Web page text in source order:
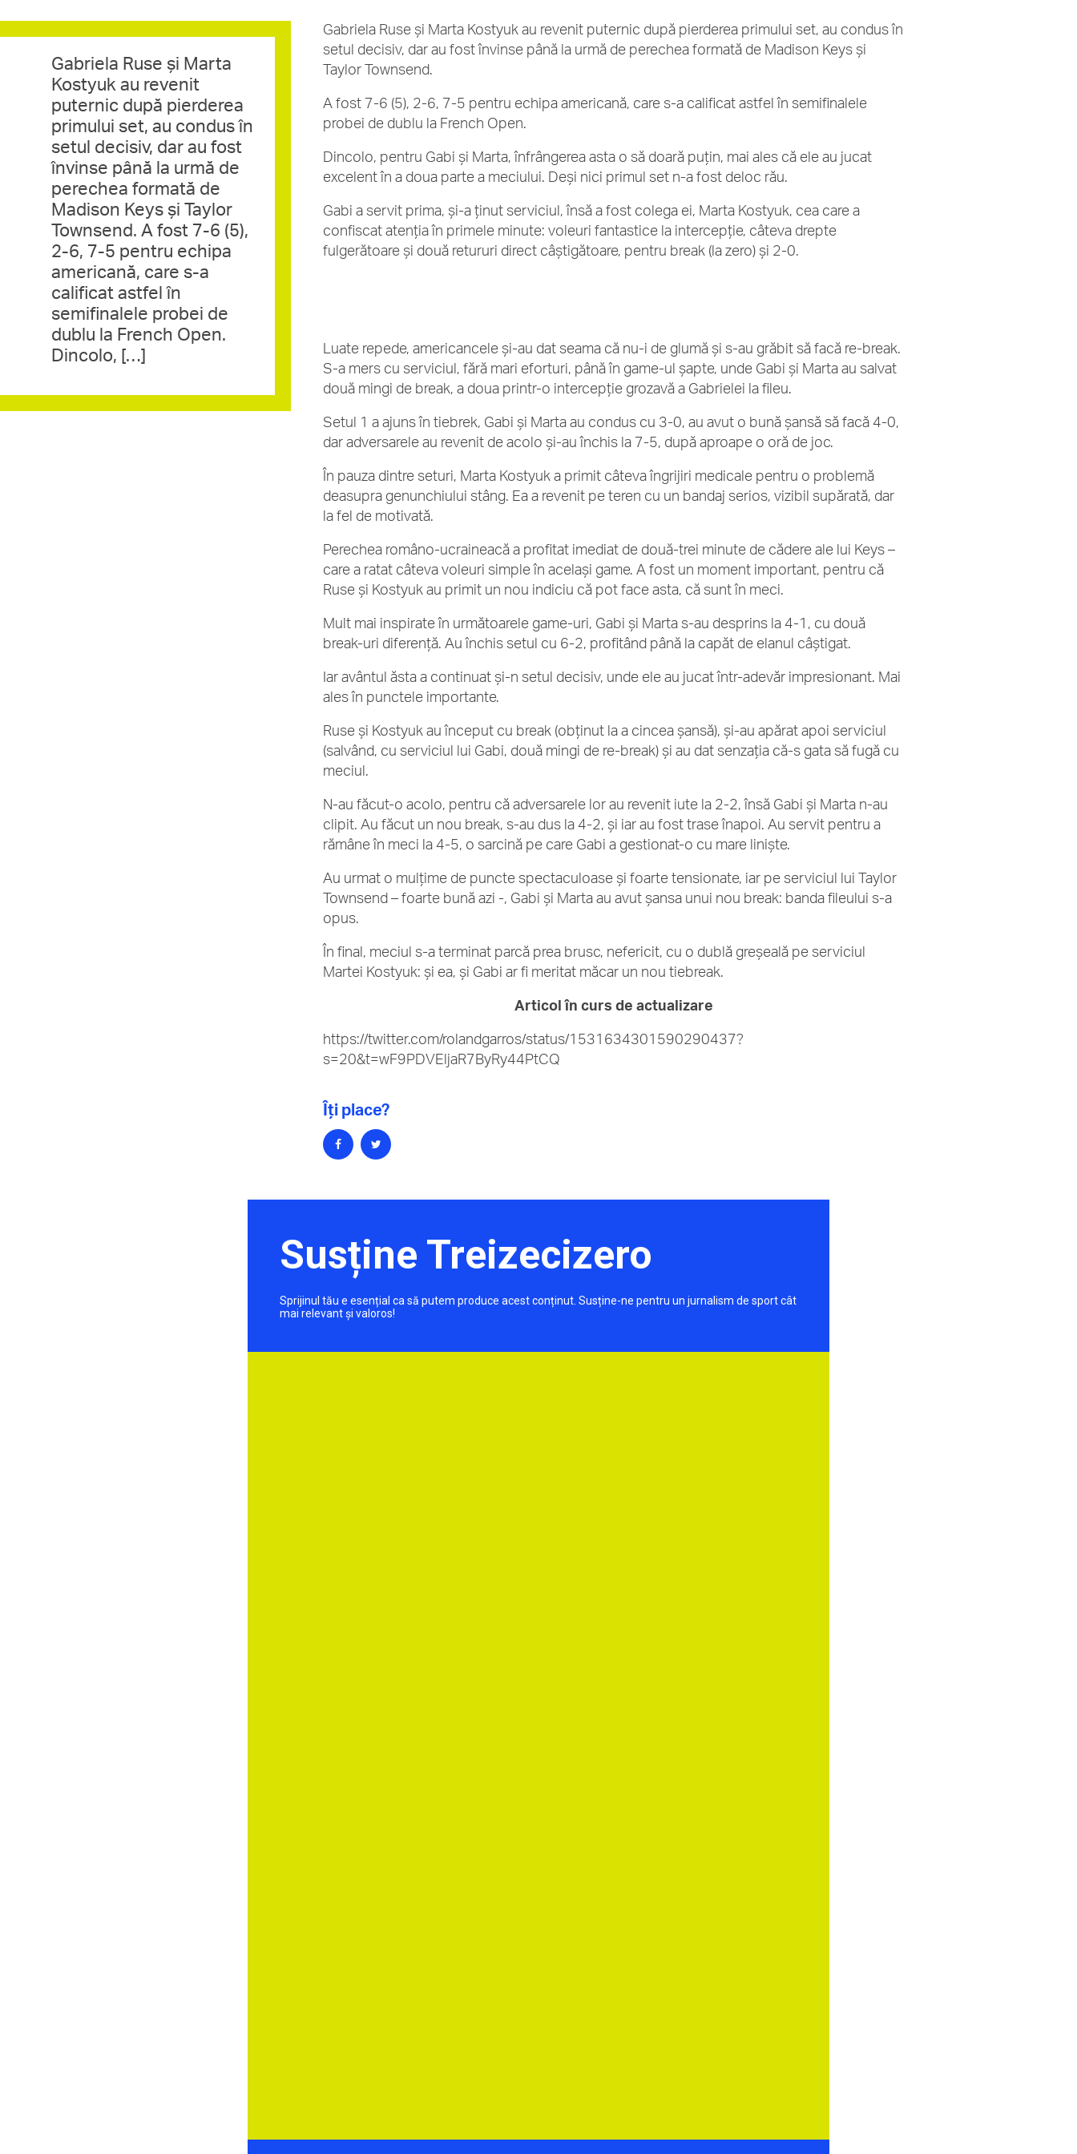
Gabriela Ruse și Marta
Kostyuk au revenit
puternic după pierderea
primului set, au condus în
setul decisiv, dar au fost
învinse până la urmă de
perechea formată de
Madison Keys și Taylor
Townsend. A fost 7-6 (5),
2-6, 7-5 pentru echipa
americană, care s-a
calificat astfel în
semifinalele probei de
dublu la French Open.
Dincolo, […]
Gabriela Ruse și Marta Kostyuk au revenit puternic după pierderea primului set, au condus în
setul decisiv, dar au fost învinse până la urmă de perechea formată de Madison Keys și
Taylor Townsend.
A fost 7-6 (5), 2-6, 7-5 pentru echipa americană, care s-a calificat astfel în semifinalele
probei de dublu la French Open.
Dincolo, pentru Gabi și Marta, înfrângerea asta o să doară puțin, mai ales că ele au jucat
excelent în a doua parte a meciului. Deși nici primul set n-a fost deloc rău.
Gabi a servit prima, și-a ținut serviciul, însă a fost colega ei, Marta Kostyuk, cea care a
confiscat atenția în primele minute: voleuri fantastice la intercepție, câteva drepte
fulgerătoare și două retururi direct câștigătoare, pentru break (la zero) și 2-0.
Luate repede, americancele și-au dat seama că nu-i de glumă și s-au grăbit să facă re-break.
S-a mers cu serviciul, fără mari eforturi, până în game-ul șapte, unde Gabi și Marta au salvat
două mingi de break, a doua printr-o intercepție grozavă a Gabrielei la fileu.
Setul 1 a ajuns în tiebrek, Gabi și Marta au condus cu 3-0, au avut o bună șansă să facă 4-0,
dar adversarele au revenit de acolo și-au închis la 7-5, după aproape o oră de joc.
În pauza dintre seturi, Marta Kostyuk a primit câteva îngrijiri medicale pentru o problemă
deasupra genunchiului stâng. Ea a revenit pe teren cu un bandaj serios, vizibil supărată, dar
la fel de motivată.
Perechea româno-ucraineacă a profitat imediat de două-trei minute de cădere ale lui Keys –
care a ratat câteva voleuri simple în același game. A fost un moment important, pentru că
Ruse și Kostyuk au primit un nou indiciu că pot face asta, că sunt în meci.
Mult mai inspirate în următoarele game-uri, Gabi și Marta s-au desprins la 4-1, cu două
break-uri diferență. Au închis setul cu 6-2, profitând până la capăt de elanul câștigat.
Iar avântul ăsta a continuat și-n setul decisiv, unde ele au jucat într-adevăr impresionant. Mai
ales în punctele importante.
Ruse și Kostyuk au început cu break (obținut la a cincea șansă), și-au apărat apoi serviciul
(salvând, cu serviciul lui Gabi, două mingi de re-break) și au dat senzația că-s gata să fugă cu
meciul.
N-au făcut-o acolo, pentru că adversarele lor au revenit iute la 2-2, însă Gabi și Marta n-au
clipit. Au făcut un nou break, s-au dus la 4-2, și iar au fost trase înapoi. Au servit pentru a
rămâne în meci la 4-5, o sarcină pe care Gabi a gestionat-o cu mare liniște.
Au urmat o mulțime de puncte spectaculoase și foarte tensionate, iar pe serviciul lui Taylor
Townsend – foarte bună azi -, Gabi și Marta au avut șansa unui nou break: banda fileului s-a
opus.
În final, meciul s-a terminat parcă prea brusc, nefericit, cu o dublă greșeală pe serviciul
Martei Kostyuk: și ea, și Gabi ar fi meritat măcar un nou tiebreak.
Articol în curs de actualizare
https://twitter.com/rolandgarros/status/1531634301590290437?
s=20&t=wF9PDVEljaR7ByRy44PtCQ
Îți place?
Susține Treizecizero
Sprijinul tău e esențial ca să putem produce acest conținut. Susține-ne pentru un jurnalism de sport cât
mai relevant și valoros!